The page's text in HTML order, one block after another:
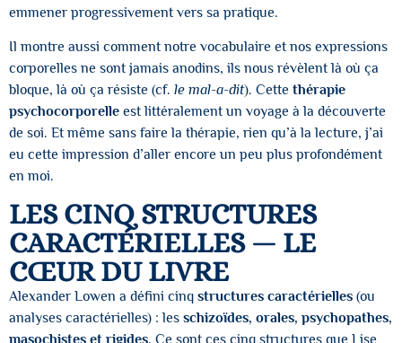
emmener progressivement vers sa pratique.
Il montre aussi comment notre vocabulaire et nos expressions
corporelles ne sont jamais anodins, ils nous révèlent là où ça
bloque, là où ça résiste (cf. le mal-a-dit). Cette thérapie
psychocorporelle est littéralement un voyage à la découverte
de soi. Et même sans faire la thérapie, rien qu’à la lecture, j’ai
eu cette impression d’aller encore un peu plus profondément
en moi.
LES CINQ STRUCTURES
CARACTÉRIELLES — LE
CŒUR DU LIVRE
Alexander Lowen a défini cinq structures caractérielles (ou
analyses caractérielles) : les schizoïdes, orales, psychopathes,
masochistes et rigides. Ce sont ces cinq structures que Lise